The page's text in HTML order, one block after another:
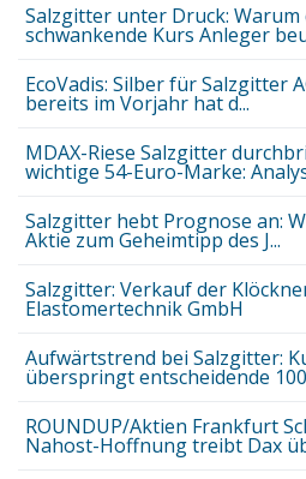
Salzgitter unter Druck: Warum
schwankende Kurs Anleger
EcoVadis: Silber für Salzgitter
bereits im Vorjahr hat d...
MDAX-Riese Salzgitter
wichtige 54-Euro-Marke:
Salzgitter hebt Prognose an:
Aktie zum Geheimtipp des J...
Salzgitter: Verkauf der
Elastomertechnik GmbH
Aufwärtstrend bei Salzgitter:
überspringt entscheidende
ROUNDUP/Aktien Frankfurt
Nahost-Hoffnung treibt Dax